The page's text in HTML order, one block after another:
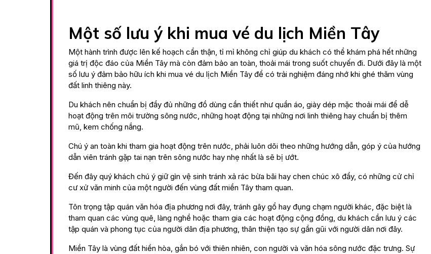
Một số lưu ý khi mua vé du lịch Miền Tây
Một hành trình được lên kế hoạch cẩn thận, tỉ mỉ không chỉ giúp du khách có thể khám phá hết những
giá trị độc đáo của Miền Tây mà còn đảm bảo an toàn, thoải mái trong suốt chuyến đi. Dưới đây là một
số lưu ý đảm bảo hữu ích khi mua vé du lịch Miền Tây để có trải nghiệm đáng nhớ khi ghé thăm vùng
đất linh thiêng này.
Du khách nên chuẩn bị đầy đủ những đồ dùng cần thiết như quần áo, giày dép mặc thoải mái để dễ
hoạt động trên môi trường sông nước, những hoạt động tại những nơi linh thiêng hay chuẩn bị thêm
mũ, kem chống nắng.
Chú ý an toàn khi tham gia hoạt động trên nước, phải luôn dõi theo những hướng dẫn, góp ý của hướng
dẫn viên tránh gặp tai nạn trên sông nước hay nhẹ nhất là sẽ bị ướt.
Đến đây quý khách chú ý giữ gìn vệ sinh tránh xả rác bừa bãi hay chen chúc xô đẩy, có những cử chỉ
cư xử văn minh của một người đến vùng đất miền Tây tham quan.
Tôn trọng tập quán văn hóa địa phương nơi đây, tránh gây gổ hay đụng chạm người khác, đặc biệt là
tham quan các vùng quê, làng nghề hoặc tham gia các hoạt động cộng đồng, du khách cần lưu ý các
tập quán và phong tục của người dân địa phương, thân thiện tạo sự gần gũi với người dân nơi đây.
Miền Tây là vùng đất hiền hòa, gắn bó với thiên nhiên, con người và văn hóa sông nước đặc trưng. Sự